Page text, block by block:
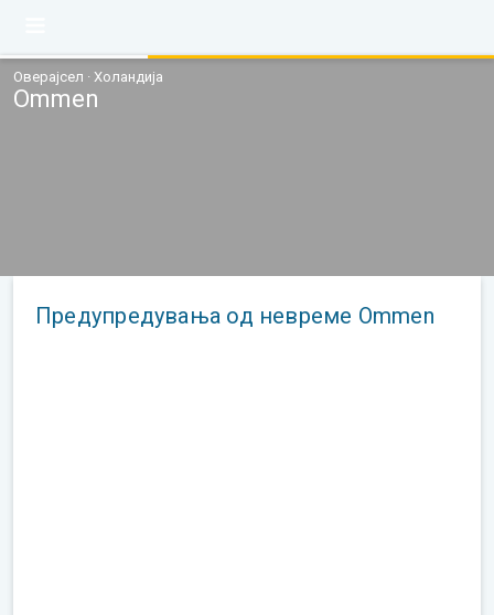
Оверајсел · Холандија
Ommen
Предупредувања од невреме Ommen